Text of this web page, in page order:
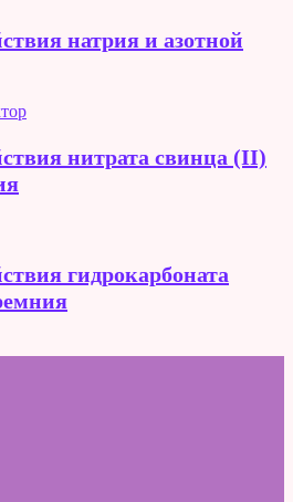
натрия и азотной
нитрата свинца (II)
гидрокарбоната